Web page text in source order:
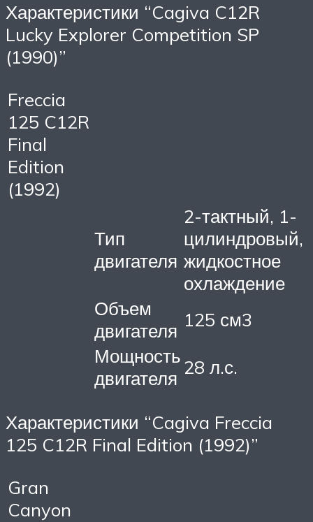
Характеристики “Cagiva C12R
Lucky Explorer Competition SP
(1990)”
Freccia
125 C12R
Final
Edition
(1992)
Тип
двигателя
2-тактный, 1-
цилиндровый,
жидкостное
охлаждение
Объем
двигателя 125 см3
Мощность
двигателя 28 л.с.
Характеристики “Cagiva Freccia
125 C12R Final Edition (1992)”
Gran
Canyon